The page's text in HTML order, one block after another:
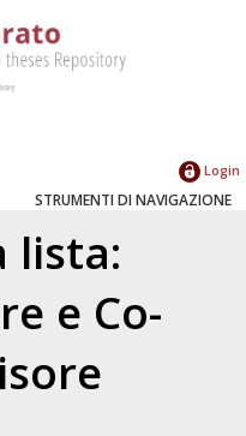
Login
STRUMENTI DI NAVIGAZIONE
lista:
e Co-